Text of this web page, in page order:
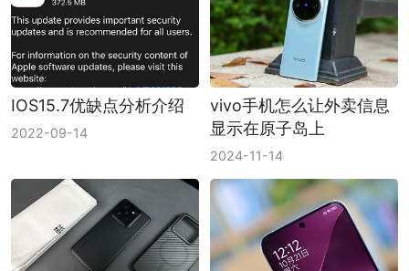
IOS15.7优缺点分析介绍
2022-09-14
vivo手机怎么让外卖信息
显示在原子岛上
2024-11-14